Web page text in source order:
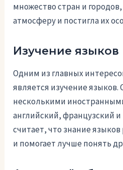
множество стран и городов,
атмосферу и постигла их
Изучение языков
Одним из главных
является изучение языков.
несколькими
английский, французский
считает, что знание
и помогает лучше понять